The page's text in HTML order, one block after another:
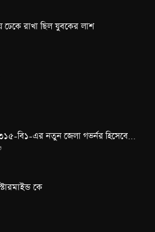
ঢেকে রাখা ছিল যুবকের লাশ
৩১৫-বি১-এর নতুন জেলা গভর্নর হিসেবে…
কে